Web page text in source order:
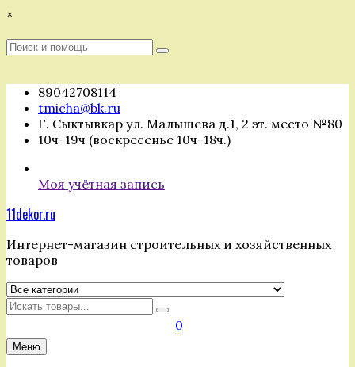
Перейти
содержимому
×
Поиск
Поиск
89042708114
tmicha@bk.ru
Г. Сыктывкар ул. Малышева д.1, 2 эт. место №80
10ч-19ч (воскресенье 10ч-18ч.)
Моя учётная запись
11dekor.ru
Интернет-магазин строительных и хозяйственных
товаров
Искать
0
Меню